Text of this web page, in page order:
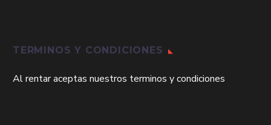
TERMINOS Y CONDICIONES
Al rentar aceptas nuestros terminos y condiciones